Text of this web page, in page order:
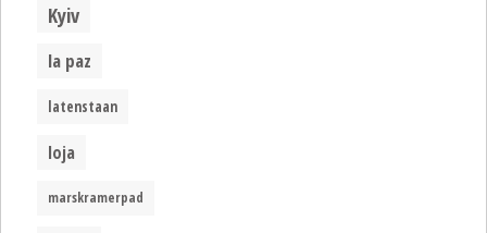
Kyiv
la paz
latenstaan
loja
marskramerpad